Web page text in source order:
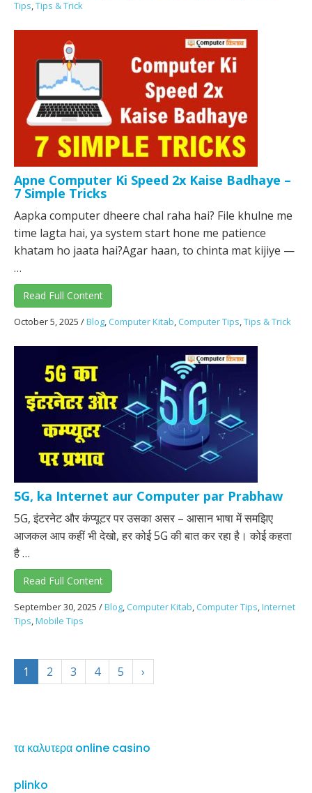
Tips,Tips & Trick
Apne Computer Ki Speed 2x Kaise Badhaye –
7 Simple Tricks
Aapka computer dheere chal raha hai? File khulne me
time lagta hai, ya system start hone me patience
khatam ho jaata hai?Agar haan, to chinta mat kijiye —
…
Read Full Content
October 5, 2025 /Blog, Computer Kitab, Computer Tips,Tips & Trick
5G, ka Internet aur Computer par Prabhaw
5G, इंटरनेट और कंप्यूटर पर उसका असर – आसान भाषा में समझिए
आजकल आप कहीं भी देखो, हर कोई 5G की बात कर रहा है। कोई कहता
है …
Read Full Content
September 30, 2025 /Blog, Computer Kitab, Computer Tips,Internet
Tips,Mobile Tips
1 2 3 4 5 ›
τα καλυτερα online casino
plinko